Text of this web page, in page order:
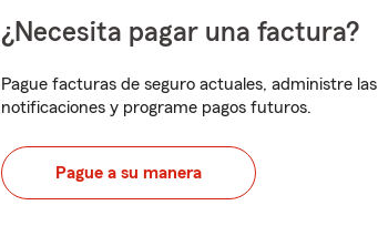
¿Necesita pagar una factura?
Pague facturas de seguro actuales, administre las
notificaciones y programe pagos futuros.
Pague a su manera